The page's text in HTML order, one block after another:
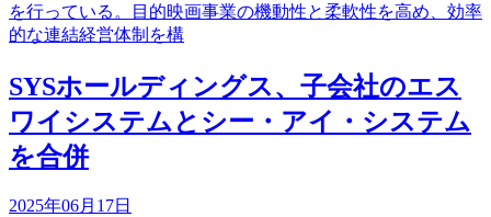
を行っている。目的映画事業の機動性と柔軟性を高め、効率
的な連結経営体制を構
SYSホールディングス、子会社のエス
ワイシステムとシー・アイ・システム
を合併
2025年06月17日